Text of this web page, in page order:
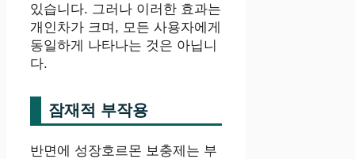
있습니다. 그러나 이러한 효과는
개인차가 크며, 모든 사용자에게
동일하게 나타나는 것은 아닙니
다.
잠재적 부작용
반면에 성장호르몬 보충제는 부